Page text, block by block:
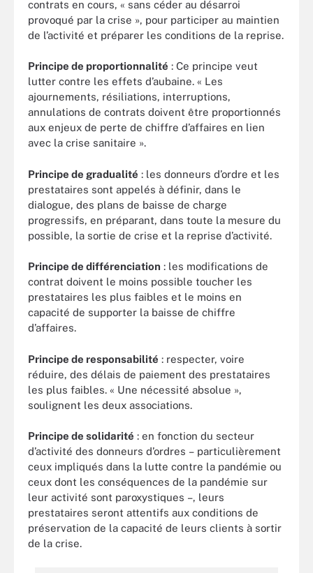
contrats en cours, « sans céder au désarroi
provoqué par la crise », pour participer au maintien
de l’activité et préparer les conditions de la reprise.
Principe de proportionnalité : Ce principe veut
lutter contre les effets d’aubaine. « Les
ajournements, résiliations, interruptions,
annulations de contrats doivent être proportionnés
aux enjeux de perte de chiffre d’affaires en lien
avec la crise sanitaire ».
Principe de gradualité : les donneurs d’ordre et les
prestataires sont appelés à définir, dans le
dialogue, des plans de baisse de charge
progressifs, en préparant, dans toute la mesure du
possible, la sortie de crise et la reprise d’activité.
Principe de différenciation : les modifications de
contrat doivent le moins possible toucher les
prestataires les plus faibles et le moins en
capacité de supporter la baisse de chiffre
d’affaires.
Principe de responsabilité : respecter, voire
réduire, des délais de paiement des prestataires
les plus faibles. « Une nécessité absolue »,
soulignent les deux associations.
Principe de solidarité : en fonction du secteur
d’activité des donneurs d’ordres – particulièrement
ceux impliqués dans la lutte contre la pandémie ou
ceux dont les conséquences de la pandémie sur
leur activité sont paroxystiques –, leurs
prestataires seront attentifs aux conditions de
préservation de la capacité de leurs clients à sortir
de la crise.